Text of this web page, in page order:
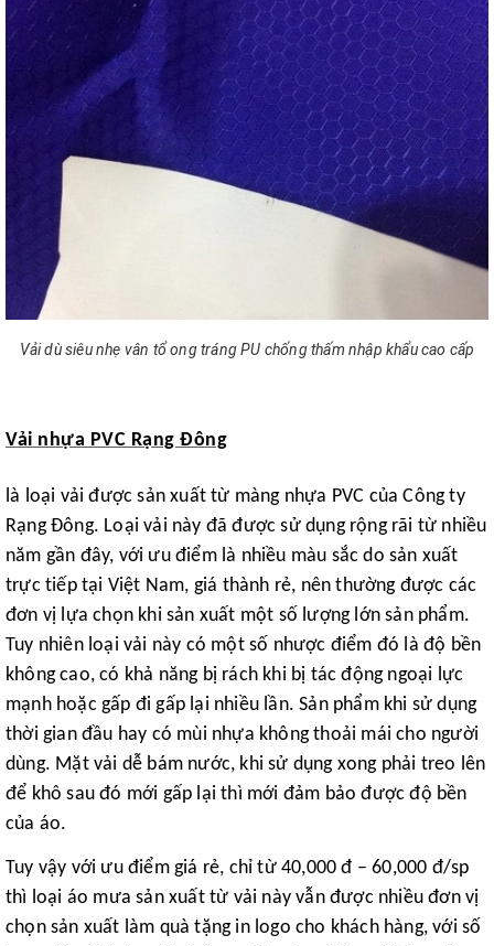
Vải dù siêu nhẹ vân tổ ong tráng PU chống thấm nhập khẩu cao cấp
Vải nhựa PVC Rạng Đông
là loại vải được sản xuất từ màng nhựa PVC của Công ty
Rạng Đông. Loại vải này đã được sử dụng rộng rãi từ nhiều
năm gần đây, với ưu điểm là nhiều màu sắc do sản xuất
trực tiếp tại Việt Nam, giá thành rẻ, nên thường được các
đơn vị lựa chọn khi sản xuất một số lượng lớn sản phẩm.
Tuy nhiên loại vải này có một số nhược điểm đó là độ bền
không cao, có khả năng bị rách khi bị tác động ngoại lực
mạnh hoặc gấp đi gấp lại nhiều lần. Sản phẩm khi sử dụng
thời gian đầu hay có mùi nhựa không thoải mái cho người
dùng. Mặt vải dễ bám nước, khi sử dụng xong phải treo lên
để khô sau đó mới gấp lại thì mới đảm bảo được độ bền
của áo.
Tuy vậy với ưu điểm giá rẻ, chỉ từ 40,000 đ – 60,000 đ/sp
thì loại áo mưa sản xuất từ vải này vẫn được nhiều đơn vị
chọn sản xuất làm quà tặng in logo cho khách hàng, với số